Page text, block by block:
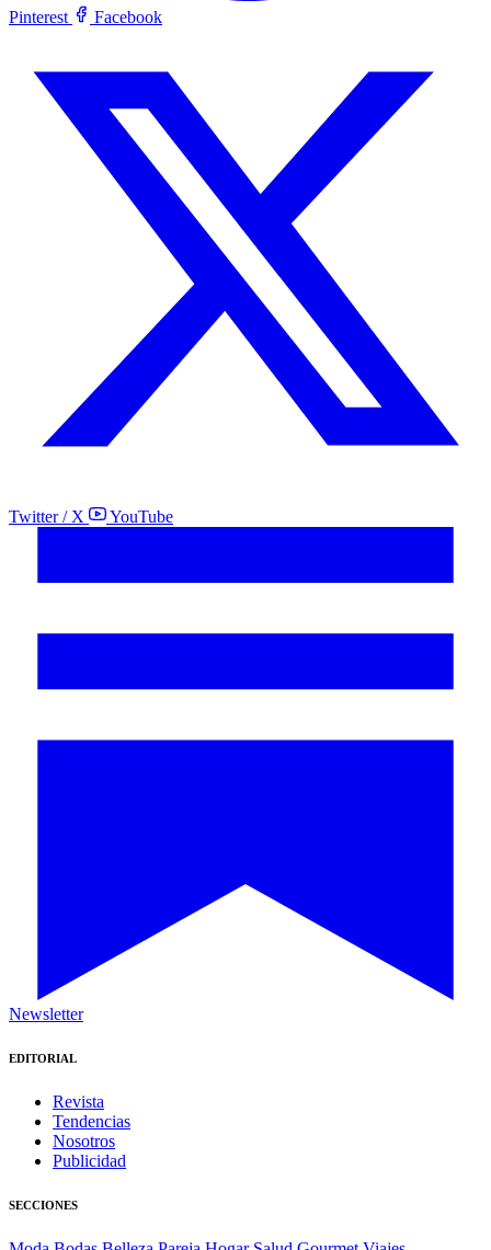
Pinterest Facebook
Twitter / X YouTube
Newsletter
EDITORIAL
Revista
Tendencias
Nosotros
Publicidad
SECCIONES